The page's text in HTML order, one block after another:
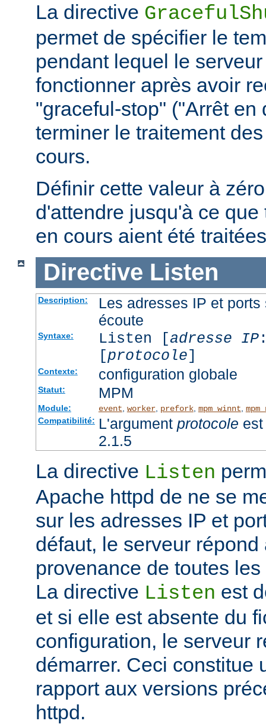
La directive
permet de spécifier le
pendant lequel le
fonctionner après avoir
"graceful-stop" ("Arrêt en
terminer le traitement
cours.
Définir cette valeur à
d'attendre jusqu'à ce
en cours aient été
Directive Listen
Description:
Les adresses IP et
écoute
Syntaxe: Listen [adresse IP
[protocole]
Contexte: configuration globale
Statut: MPM
Module: event worker, prefork, mpm_winnt
Compatibilité: L'argument protocole
2.1.5
La directive Listen
Apache httpd de ne se
sur les adresses IP et
défaut, le serveur
provenance de toutes
La directive Listen est
et si elle est absente du
configuration, le serveur
démarrer. Ceci constitue
rapport aux versions
httpd.